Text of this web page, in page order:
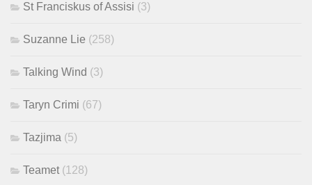
St Franciskus of Assisi (3)
Suzanne Lie (258)
Talking Wind (3)
Taryn Crimi (67)
Tazjima (5)
Teamet (128)